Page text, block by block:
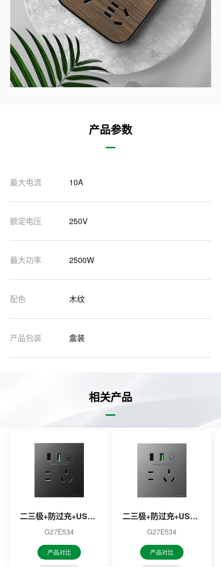
产品参数
最大电流 10A
额定电压 250V
最大功率 2500W
配色 木纹
产品包装 盒装
相关产品
二三极+防过充+USB插座（黑色）
G27E534
产品对比
二三极+防过充+USB插座（灰色）
G27E534
产品对比